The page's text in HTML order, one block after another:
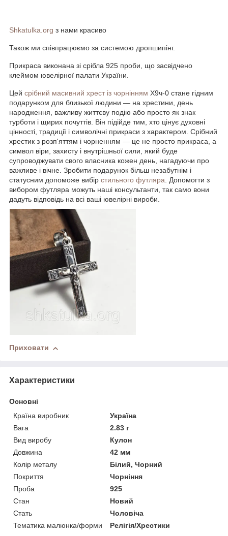
Цей срібний масивний хрест із чорнінням Х9ч-0 стане гідним
подарунком для близької людини — на хрестини, день
народження, важливу життєву подію або просто як знак
турботи і щирих почуттів. Він підійде тим, хто цінує духовні
цінності, традиції і символічні прикраси з характером. Срібний
хрестик з розп'яттям і чорненням — це не просто прикраса, а
символ віри, захисту і внутрішньої сили, який буде
супроводжувати свого власника кожен день, нагадуючи про
важливе і вічне. Зробити подарунок більш незабутнім і
статусним допоможе вибір стильного футляра. Допомогти з
вибором футляра можуть наші консультанти, так само вони
дадуть відповідь на всі ваші ювелірні вироби.
Прикраса виконана зі срібла 925 проби, що засвідчено
клеймом ювелірної палати України.
Також ми співпрацюємо за системою дропшипінг.
Shkatulka.org з нами красиво
Приховати
Характеристики
Основні
Країна виробник
Україна
Вага
2.83 г
Вид виробу
Кулон
Довжина
42 мм
Колір металу
Білий, Чорний
Покриття
Чорніння
Проба
925
Стан
Новий
Стать
Чоловіча
Тематика малюнка/форми
Релігія/Хрестики